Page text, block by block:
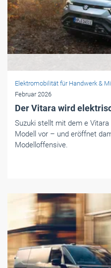
Elektromobilität für Handwerk &
Februar 2026
Der Vitara wird
Suzuki stellt mit dem e
Modell vor – und eröffnet
Modelloffensive.